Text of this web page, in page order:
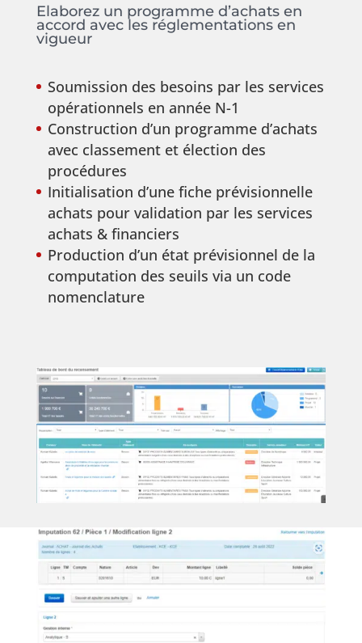
Elaborez un programme d’achats en
accord avec les réglementations en
vigueur
Soumission des besoins par les services
opérationnels en année N-1
Construction d’un programme d’achats
avec classement et élection des
procédures
Initialisation d’une fiche prévisionnelle
achats pour validation par les services
achats & financiers
Production d’un état prévisionnel de la
computation des seuils via un code
nomenclature